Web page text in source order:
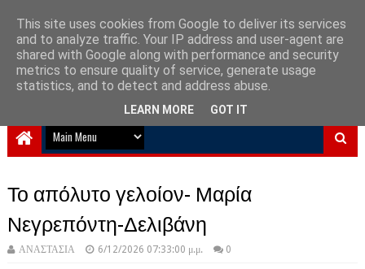
NewPlanet09
Ειδήσεις νέα από την Ελλάδα και τον κόσμο
Το απόλυτο γελοίον- Μαρία
Νεγρεπόντη-Δελιβάνη
ΑΝΑΣΤΑΣΙΑ 6/12/2026 07:33:00 μ.μ. 0
This site uses cookies from Google to deliver its services
and to analyze traffic. Your IP address and user-agent are
shared with Google along with performance and security
metrics to ensure quality of service, generate usage
statistics, and to detect and address abuse.
LEARN MORE GOT IT